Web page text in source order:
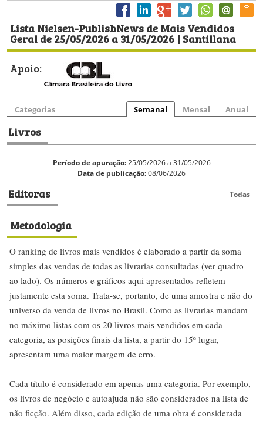
Lista Nielsen-PublishNews de Mais Vendidos
Geral de 25/05/2026 a 31/05/2026 | Santillana
Apoio:
Categorias Semanal Mensal Anual
Livros
Período de apuração:25/05/2026 a 31/05/2026
Data de publicação:08/06/2026
Editoras Todas
Metodologia
O ranking de livros mais vendidos é elaborado a partir da soma
simples das vendas de todas as livrarias consultadas (ver quadro
ao lado). Os números e gráficos aqui apresentados refletem
justamente esta soma. Trata-se, portanto, de uma amostra e não do
universo da venda de livros no Brasil. Como as livrarias mandam
no máximo listas com os 20 livros mais vendidos em cada
categoria, as posições finais da lista, a partir do 15º lugar,
apresentam uma maior margem de erro.
Cada título é considerado em apenas uma categoria. Por exemplo,
os livros de negócio e autoajuda não são considerados na lista de
não ficção. Além disso, cada edição de uma obra é considerada